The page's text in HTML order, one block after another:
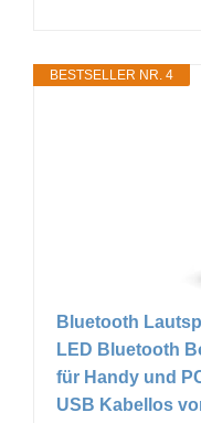
BESTSELLER NR. 4
Bluetooth
LED Bluetooth
für Handy und
USB Kabellos